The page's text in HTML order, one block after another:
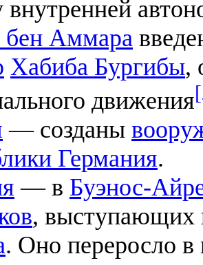
внутренней
бен Аммара
Хабиба Бургибы,
движения
— созданы
Германия.
— в Буэнос-
, выступающих
. Оно переросло в